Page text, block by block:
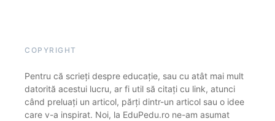
COPYRIGHT
Pentru că scrieți despre educație, sau cu atât mai mult
datorită acestui lucru, ar fi util să citați cu link, atunci
când preluați un articol, părți dintr-un articol sau o idee
care v-a inspirat. Noi, la EduPedu.ro ne-am asumat